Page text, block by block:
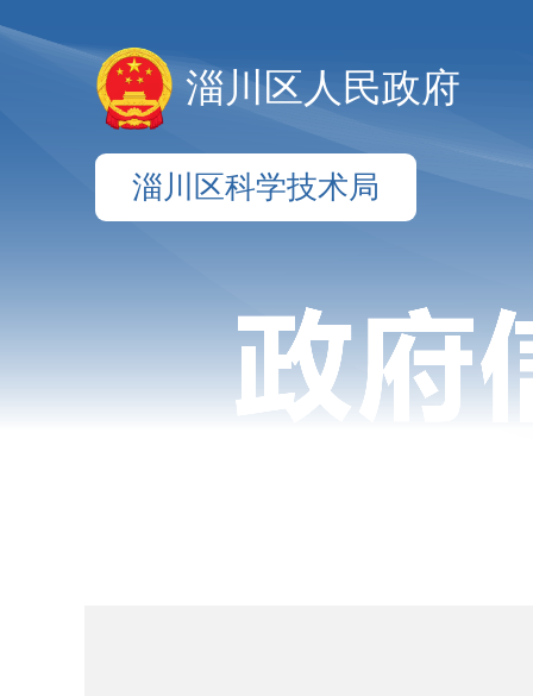
淄川区人民政府
淄川区科学技术局